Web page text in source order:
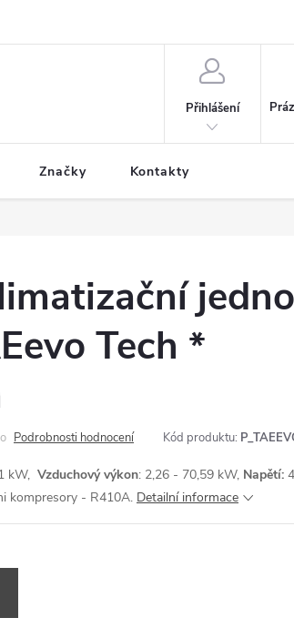
Přihlášení
Značky Kontakty
Tech *
Podrobnosti hodnocení Kód produktu:
kW, Vzduchový výkon: 2,26 - 70,59 kW, Napětí:
kompresory - R410A. Detailní informace